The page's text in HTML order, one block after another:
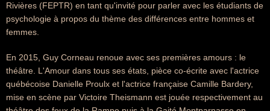
Rivières (FEPTR) en tant qu'invité pour parler avec les étudiants de
psychologie à propos du thème des différences entre hommes et
femmes.
En 2015, Guy Corneau renoue avec ses premières amours : le
théâtre. L'Amour dans tous ses états, pièce co-écrite avec l'actrice
québécoise Danielle Proulx et l'actrice française Camille Bardery,
mise en scène par Victoire Theismann est jouée respectivement au